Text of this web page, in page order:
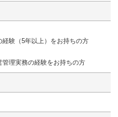
験（5年以上）をお持ちの方
理実務の経験をお持ちの方